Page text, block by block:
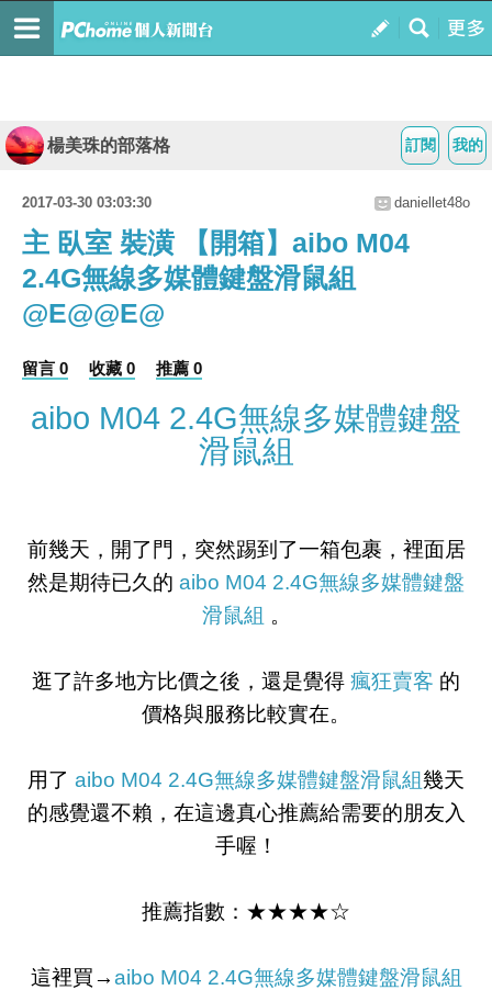
我的
訂閱
楊美珠的部落格
2017-03-30 03:03:30 daniellet48o
主 臥室 裝潢 【開箱】aibo M04
2.4G無線多媒體鍵盤滑鼠組
@E@@E@
留言 0 收藏 0 推薦 0
aibo M04 2.4G無線多媒體鍵盤
滑鼠組
前幾天，開了門，突然踢到了一箱包裹，裡面居
然是期待已久的 aibo M04 2.4G無線多媒體鍵盤
滑鼠組 。
逛了許多地方比價之後，還是覺得 瘋狂賣客 的
價格與服務比較實在。
用了 aibo M04 2.4G無線多媒體鍵盤滑鼠組幾天
的感覺還不賴，在這邊真心推薦給需要的朋友入
手喔！
推薦指數：★★★★☆
這裡買→aibo M04 2.4G無線多媒體鍵盤滑鼠組